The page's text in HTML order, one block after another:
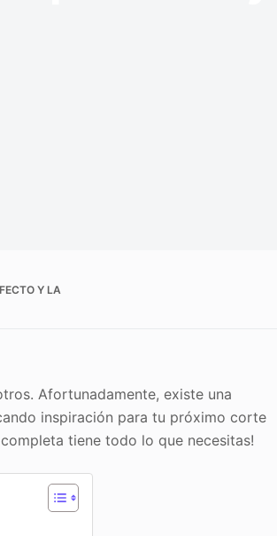
Y LA
Afortunadamente, existe una
inspiración para tu próximo corte
tiene todo lo que necesitas!